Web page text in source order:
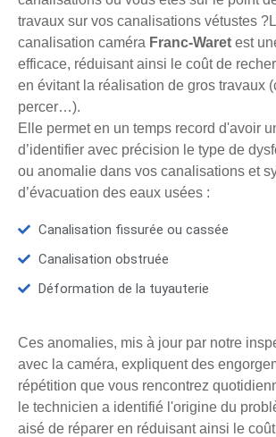
travaux sur vos canalisations vétustes
canalisation caméra Franc-Waret est
efficace, réduisant ainsi le coût de
en évitant la réalisation de gros travaux
percer…).
Elle permet en un temps record d'avoir
d’identifier avec précision le type de
ou anomalie dans vos canalisations et
d’évacuation des eaux usées :
Canalisation fissurée ou cassée
Canalisation obstruée
Déformation de la tuyauterie
Ces anomalies, mis à jour par notre
avec la caméra, expliquent des
répétition que vous rencontrez
le technicien a identifié l'origine du
aisé de réparer en réduisant ainsi le